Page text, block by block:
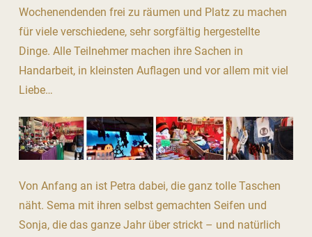
Wochenendenden frei zu räumen und Platz zu machen
für viele verschiedene, sehr sorgfältig hergestellte
Dinge. Alle Teilnehmer machen ihre Sachen in
Handarbeit, in kleinsten Auflagen und vor allem mit viel
Liebe…
Von Anfang an ist Petra dabei, die ganz tolle Taschen
näht. Sema mit ihren selbst gemachten Seifen und
Sonja, die das ganze Jahr über strickt – und natürlich